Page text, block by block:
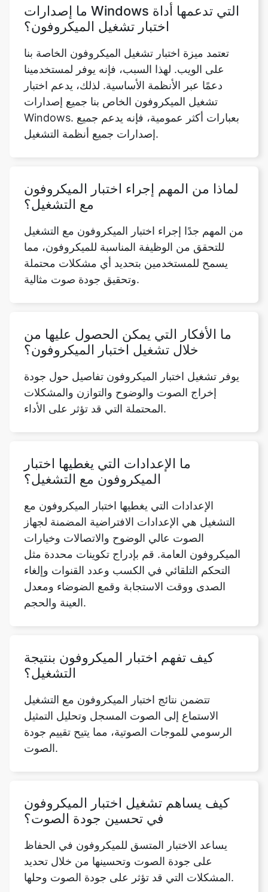
ما إصدارات Windows التي تدعمها أداة
اختبار تشغيل الميكروفون؟
تعتمد ميزة اختبار تشغيل الميكروفون الخاصة بنا
على الويب. لهذا السبب، فإنه يوفر لمستخدمينا
دعمًا عبر الأنظمة الأساسية. لذلك، يدعم اختبار
تشغيل الميكروفون الخاص بنا جميع إصدارات
Windows. بعبارات أكثر عمومية، فإنه يدعم جميع
إصدارات جميع أنظمة التشغيل.
لماذا من المهم إجراء اختبار الميكروفون
مع التشغيل؟
من المهم جدًا إجراء اختبار الميكروفون مع التشغيل
للتحقق من الوظيفة المناسبة للميكروفون، مما
يسمح للمستخدمين بتحديد أي مشكلات محتملة
وتحقيق جودة صوت مثالية.
ما الأفكار التي يمكن الحصول عليها من
خلال تشغيل اختبار الميكروفون؟
يوفر تشغيل اختبار الميكروفون تفاصيل حول جودة
إخراج الصوت والوضوح والتوازن والمشكلات
المحتملة التي قد تؤثر على الأداء.
ما الإعدادات التي يغطيها اختبار
الميكروفون مع التشغيل؟
الإعدادات التي يغطيها اختبار الميكروفون مع
التشغيل هي الإعدادات الافتراضية المضمنة لجهاز
الصوت عالي الوضوح والاتصالات وخيارات
الميكروفون العامة. قم بإدراج تكوينات محددة مثل
التحكم التلقائي في الكسب وعدد القنوات وإلغاء
الصدى ووقت الاستجابة وقمع الضوضاء ومعدل
العينة والحجم.
كيف تفهم اختبار الميكروفون بنتيجة
التشغيل؟
تتضمن نتائج اختبار الميكروفون مع التشغيل
الاستماع إلى الصوت المسجل وتحليل التمثيل
الرسومي للموجات الصوتية، مما يتيح تقييم جودة
الصوت.
كيف يساهم تشغيل اختبار الميكروفون
في تحسين جودة الصوت؟
يساعد الاختبار المتسق للميكروفون في الحفاظ
على جودة الصوت وتحسينها من خلال تحديد
المشكلات التي قد تؤثر على جودة الصوت وحلها.